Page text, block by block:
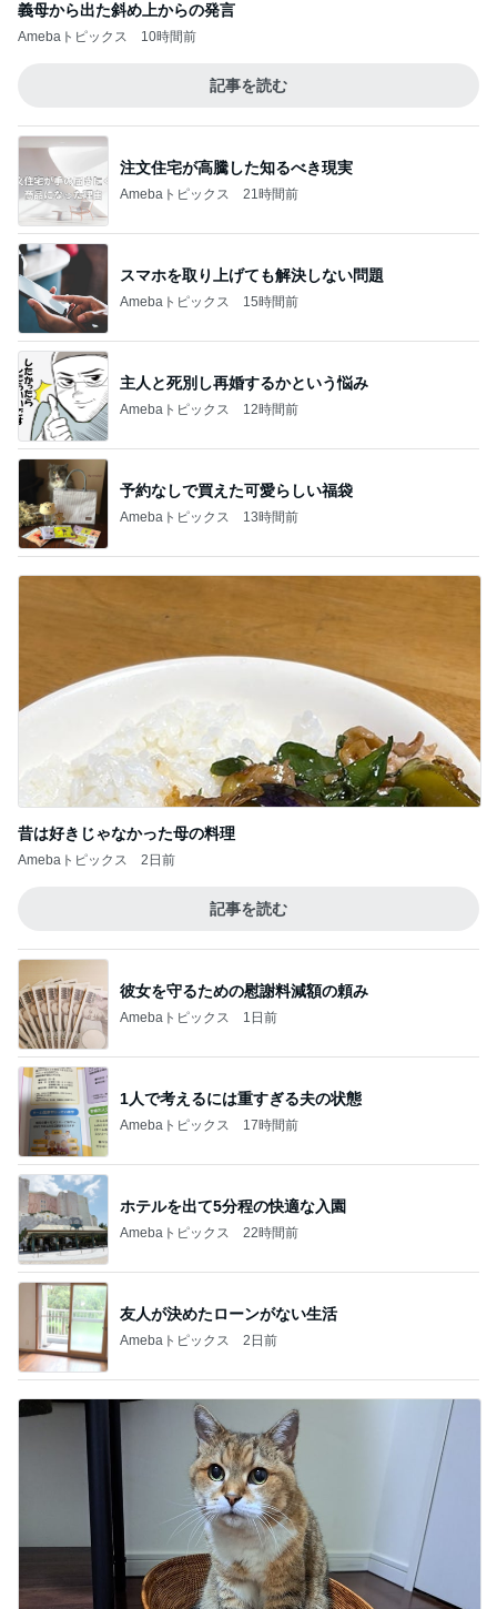
義母から出た斜め上からの発言
Amebaトピックス 10時間前
記事を読む
注文住宅が高騰した知るべき現実
Amebaトピックス 21時間前
スマホを取り上げても解決しない問題
Amebaトピックス 15時間前
主人と死別し再婚するかという悩み
Amebaトピックス 12時間前
予約なしで買えた可愛らしい福袋
Amebaトピックス 13時間前
昔は好きじゃなかった母の料理
Amebaトピックス 2日前
記事を読む
彼女を守るための慰謝料減額の頼み
Amebaトピックス 1日前
1人で考えるには重すぎる夫の状態
Amebaトピックス 17時間前
ホテルを出て5分程の快適な入園
Amebaトピックス 22時間前
友人が決めたローンがない生活
Amebaトピックス 2日前